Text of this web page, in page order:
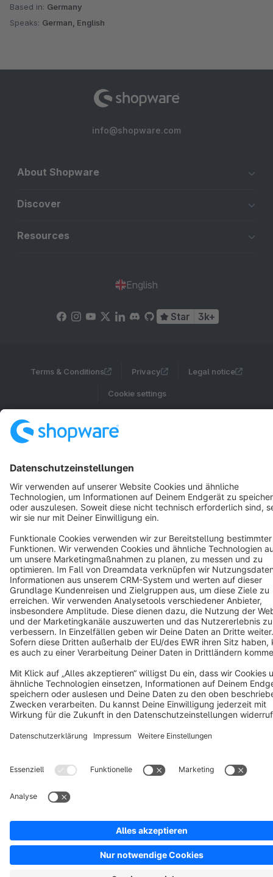
Based in: Germany
Speaks: German, English
info@shopware.com
About Shopware
Discover
Resources
English
Star 3k+
Terms & Conditions Privacy Legal notice
Cookie settings
Notice: * All prices are quoted net of the statutory value-added tax